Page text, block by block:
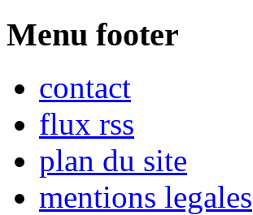
Menu footer
contact
flux rss
plan du site
mentions legales